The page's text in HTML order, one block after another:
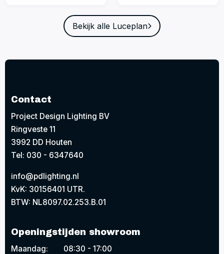
Bekijk alle Luceplan
Contact
Project Design Lighting BV
Ringveste 11
3992 DD Houten
Tel: 030 - 6347640
info@pdlighting.nl
KvK: 30156401 UTR.
BTW: NL8097.02.253.B.01
Openingstijden showroom
Maandag:
08:30 - 17:00